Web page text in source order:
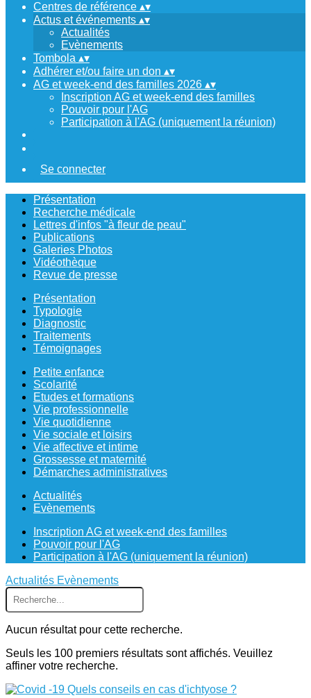
Centres de référence ▴▾
Actus et événements ▴▾
Actualités
Evènements
Tombola ▴▾
Adhérer et/ou faire un don ▴▾
AG et week-end des familles 2026 ▴▾
Inscription AG et week-end des familles
Pouvoir pour l'AG
Participation à l'AG (uniquement la réunion)
Se connecter
Présentation
Recherche médicale
Lettres d'infos "à fleur de peau"
Publications
Galeries Photos
Vidéothèque
Revue de presse
Présentation
Typologie
Diagnostic
Traitements
Témoignages
Petite enfance
Scolarité
Etudes et formations
Vie professionnelle
Vie quotidienne
Vie sociale et loisirs
Vie affective et intime
Grossesse et maternité
Démarches administratives
Actualités
Evènements
Inscription AG et week-end des familles
Pouvoir pour l'AG
Participation à l'AG (uniquement la réunion)
Actualités Evènements
Aucun résultat pour cette recherche.
Seuls les 100 premiers résultats sont affichés. Veuillez
affiner votre recherche.